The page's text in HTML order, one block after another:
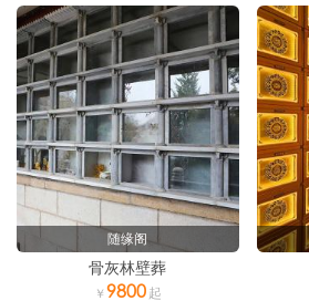
随缘阁
骨灰林壁葬
9800